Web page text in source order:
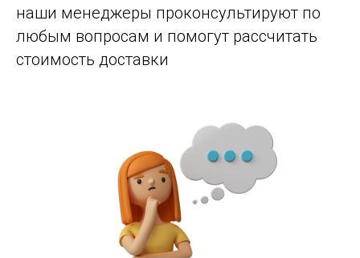
наши менеджеры проконсультируют по
любым вопросам и помогут рассчитать
стоимость доставки